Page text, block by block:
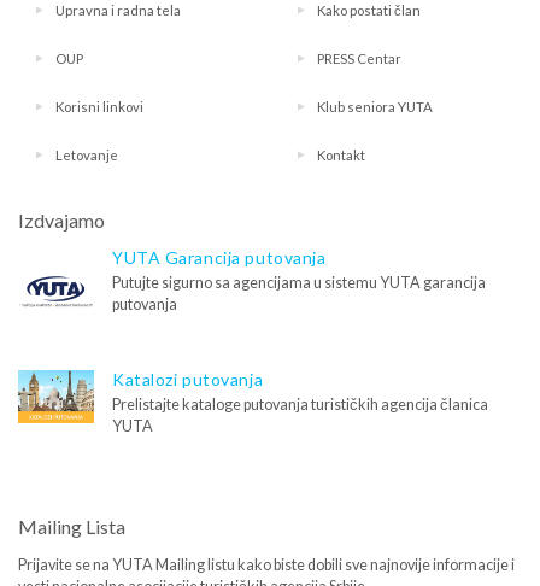
Upravna i radna tela Kako postati član
OUP PRESS Centar
Korisni linkovi Klub seniora YUTA
Letovanje Kontakt
Izdvajamo
YUTA Garancija putovanja
Putujte sigurno sa agencijama u sistemu YUTA garancija
putovanja
Katalozi putovanja
Prelistajte kataloge putovanja turističkih agencija članica
YUTA
Mailing Lista
Prijavite se na YUTA Mailing listu kako biste dobili sve najnovije informacije i